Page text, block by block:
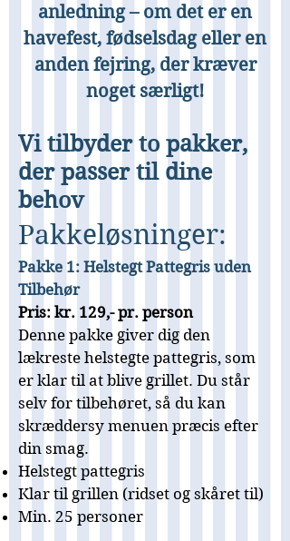
anledning – om det er en
havefest, fødselsdag eller en
anden fejring, der kræver
noget særligt!
Vi tilbyder to pakker,
der passer til dine
behov
Pakkeløsninger:
Pakke 1: Helstegt Pattegris uden
Tilbehør
Pris: kr. 129,- pr. person
Denne pakke giver dig den
lækreste helstegte pattegris, som
er klar til at blive grillet. Du står
selv for tilbehøret, så du kan
skræddersy menuen præcis efter
din smag.
Helstegt pattegris
Klar til grillen (ridset og skåret til)
Min. 25 personer